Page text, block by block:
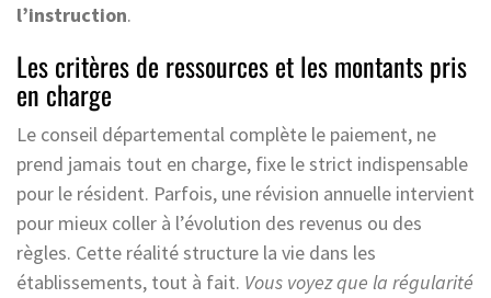
l’instruction.
Les critères de ressources et les montants pris
en charge
Le conseil départemental complète le paiement, ne
prend jamais tout en charge, fixe le strict indispensable
pour le résident. Parfois, une révision annuelle intervient
pour mieux coller à l’évolution des revenus ou des
règles. Cette réalité structure la vie dans les
établissements, tout à fait. Vous voyez que la régularité